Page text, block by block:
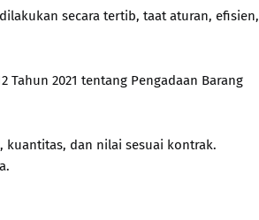
secara tertib, taat aturan, efisien,
Tahun 2021 tentang Pengadaan Barang
kuantitas, dan nilai sesuai kontrak.